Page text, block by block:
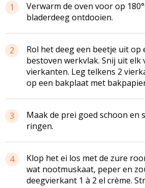
1
Verwarm de oven voor op
bladerdeeg ontdooien.
2
Rol het deeg een beetje uit op
bestoven werkvlak. Snij uit elk
vierkanten. Leg telkens 2
op een bakplaat met
3
Maak de prei goed schoon en
ringen.
4
Klop het ei los met de zure
wat nootmuskaat, peper en
deegvierkant 1 à 2 el crème.